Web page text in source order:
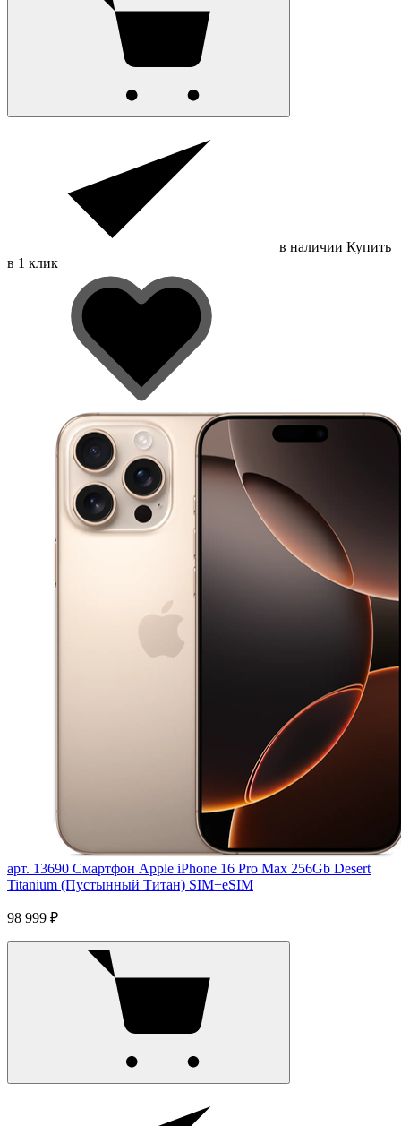
в наличии Купить
в 1 клик
арт. 13690 Смартфон Apple iPhone 16 Pro Max 256Gb Desert
Titanium (Пустынный Титан) SIM+eSIM
98 999 ₽